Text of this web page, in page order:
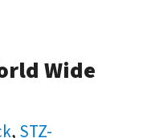
Wide
, STZ-